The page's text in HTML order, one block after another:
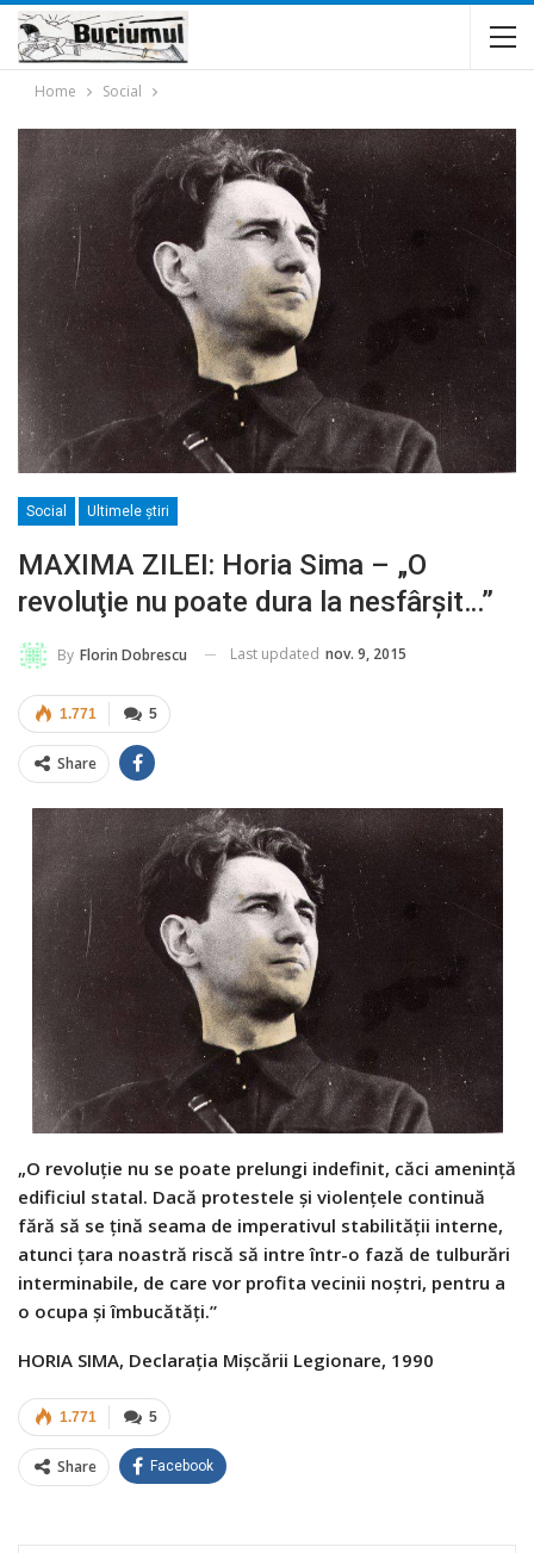
Home Social
Social Ultimele ştiri
MAXIMA ZILEI: Horia Sima – „O
revoluţie nu poate dura la nesfârşit…”
By Florin Dobrescu Last updated nov. 9, 2015
5
1.771
Share
„O revoluţie nu se poate prelungi indefinit, căci ameninţă
edificiul statal. Dacă protestele şi violenţele continuă
fără să se ţină seama de imperativul stabilităţii interne,
atunci ţara noastră riscă să intre într-o fază de tulburări
interminabile, de care vor profita vecinii noştri, pentru a
o ocupa şi îmbucătăţi.”
HORIA SIMA, Declaraţia Mişcării Legionare, 1990
5
1.771
Share Facebook